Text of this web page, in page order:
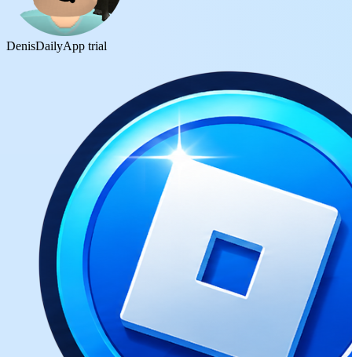
DenisDailyApp trial